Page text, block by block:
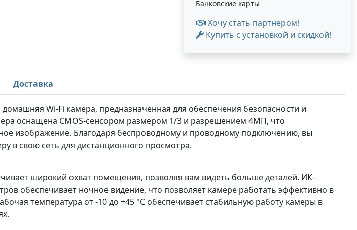
Банковские карты
Хочу стать партнером!
Купить с установкой и скидкой!
Доставка
домашняя Wi-Fi камера, предназначенная для обеспечения безопасности и
оснащена CMOS-сенсором размером 1/3 и разрешением 4МП, что
изображение. Благодаря беспроводному и проводному подключению, вы
в свою сеть для дистанционного просмотра.
широкий охват помещения, позволяя вам видеть больше деталей. ИК-
обеспечивает ночное видение, что позволяет камере работать эффективно в
температура от -10 до +45 °С обеспечивает стабильную работу камеры в